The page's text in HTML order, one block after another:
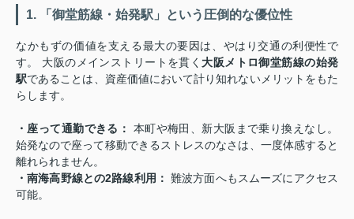
1. 「御堂筋線・始発駅」という圧倒的な優位性
なかもずの価値を支える最大の要因は、やはり交通の利便性で
す。 大阪のメインストリートを貫く 大阪メトロ御堂筋線の始発
駅であることは、資産価値において計り知れないメリットをもた
らします。
・座って通勤できる：
本町や梅田、新大阪まで乗り換えなし。
始発なので座って移動できるストレスのなさは、一度体感すると
離れられません。
・南海高野線との2路線利用： 難波方面へもスムーズにアクセス
可能。